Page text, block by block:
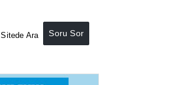
Sitede Ara Soru Sor